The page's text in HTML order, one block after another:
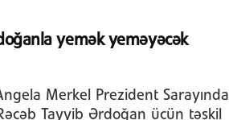
yemək yeməyəcək
Merkel Prezident Sarayında
Tayyib Ərdoğan üçün təşkil